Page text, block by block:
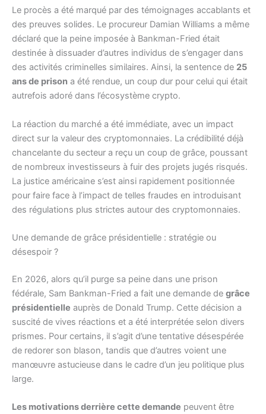
Le procès a été marqué par des témoignages accablants et
des preuves solides. Le procureur Damian Williams a même
déclaré que la peine imposée à Bankman-Fried était
destinée à dissuader d’autres individus de s’engager dans
des activités criminelles similaires. Ainsi, la sentence de 25
ans de prison a été rendue, un coup dur pour celui qui était
autrefois adoré dans l’écosystème crypto.
La réaction du marché a été immédiate, avec un impact
direct sur la valeur des cryptomonnaies. La crédibilité déjà
chancelante du secteur a reçu un coup de grâce, poussant
de nombreux investisseurs à fuir des projets jugés risqués.
La justice américaine s’est ainsi rapidement positionnée
pour faire face à l’impact de telles fraudes en introduisant
des régulations plus strictes autour des cryptomonnaies.
Une demande de grâce présidentielle : stratégie ou
désespoir ?
En 2026, alors qu’il purge sa peine dans une prison
fédérale, Sam Bankman-Fried a fait une demande de grâce
présidentielle auprès de Donald Trump. Cette décision a
suscité de vives réactions et a été interprétée selon divers
prismes. Pour certains, il s’agit d’une tentative désespérée
de redorer son blason, tandis que d’autres voient une
manœuvre astucieuse dans le cadre d’un jeu politique plus
large.
Les motivations derrière cette demande peuvent être